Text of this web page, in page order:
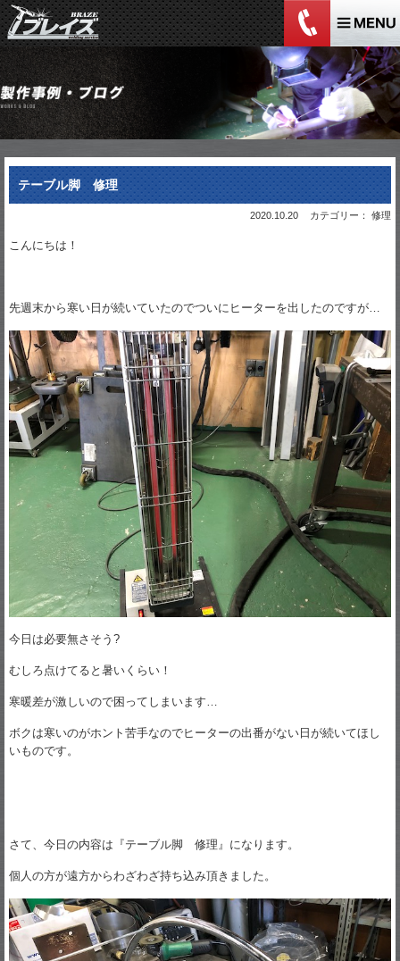
テーブル脚 修理
2020.10.20 カテゴリー： 修理
こんにちは！
先週末から寒い日が続いていたのでついにヒーターを出したのですが…
今日は必要無さそう?
むしろ点けてると暑いくらい！
寒暖差が激しいので困ってしまいます…
ボクは寒いのがホント苦手なのでヒーターの出番がない日が続いてほし
いものです。
さて、今日の内容は『テーブル脚 修理』になります。
個人の方が遠方からわざわざ持ち込み頂きました。